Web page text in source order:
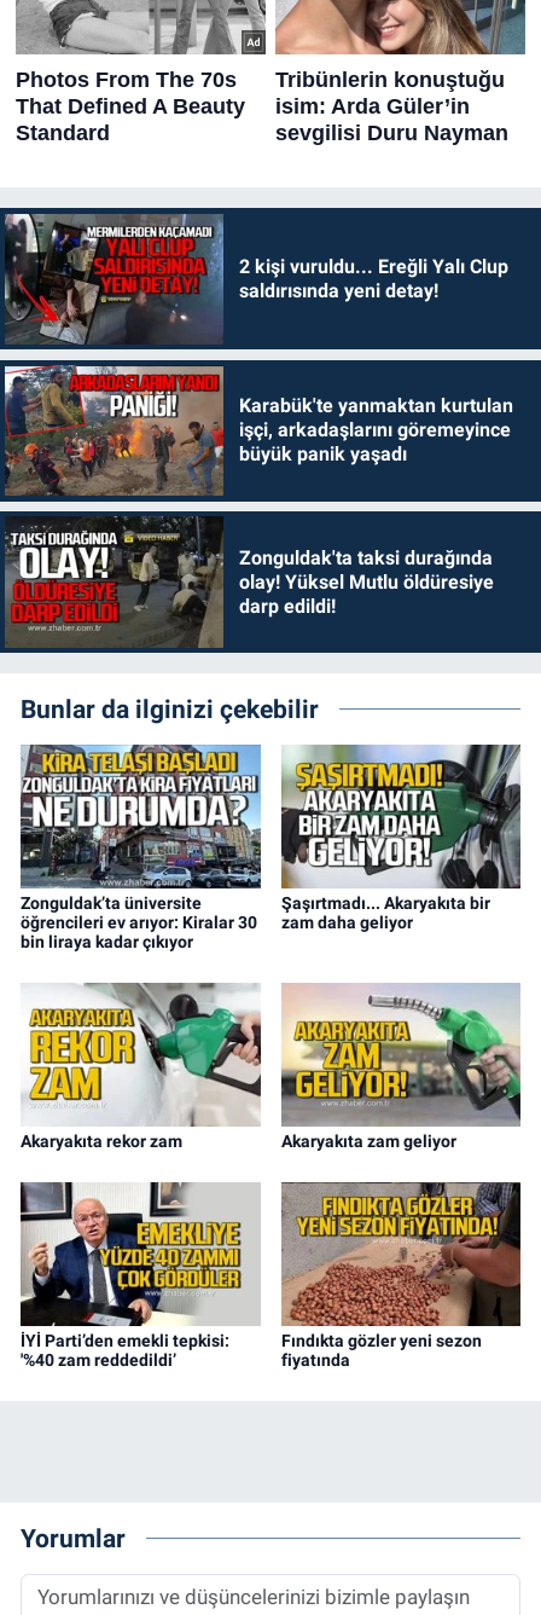
2 kişi vuruldu... Ereğli Yalı Clup
saldırısında yeni detay!
Karabük'te yanmaktan kurtulan
işçi, arkadaşlarını göremeyince
büyük panik yaşadı
Zonguldak'ta taksi durağında
olay! Yüksel Mutlu öldüresiye
darp edildi!
Bunlar da ilginizi çekebilir
Zonguldak’ta üniversite
öğrencileri ev arıyor: Kiralar 30
bin liraya kadar çıkıyor
Şaşırtmadı... Akaryakıta bir
zam daha geliyor
Akaryakıta rekor zam Akaryakıta zam geliyor
İYİ Parti’den emekli tepkisi:
'%40 zam reddedildi’
Fındıkta gözler yeni sezon
fiyatında
Yorumlar